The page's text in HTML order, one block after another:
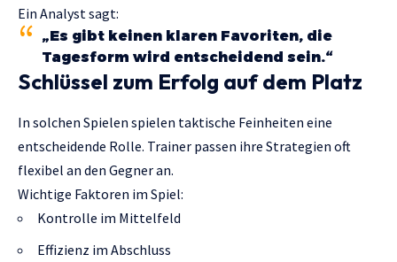
Ein Analyst sagt:
„Es gibt keinen klaren Favoriten, die
Tagesform wird entscheidend sein.“
Schlüssel zum Erfolg auf dem Platz
In solchen Spielen spielen taktische Feinheiten eine
entscheidende Rolle. Trainer passen ihre Strategien oft
flexibel an den Gegner an.
Wichtige Faktoren im Spiel:
Kontrolle im Mittelfeld
Effizienz im Abschluss